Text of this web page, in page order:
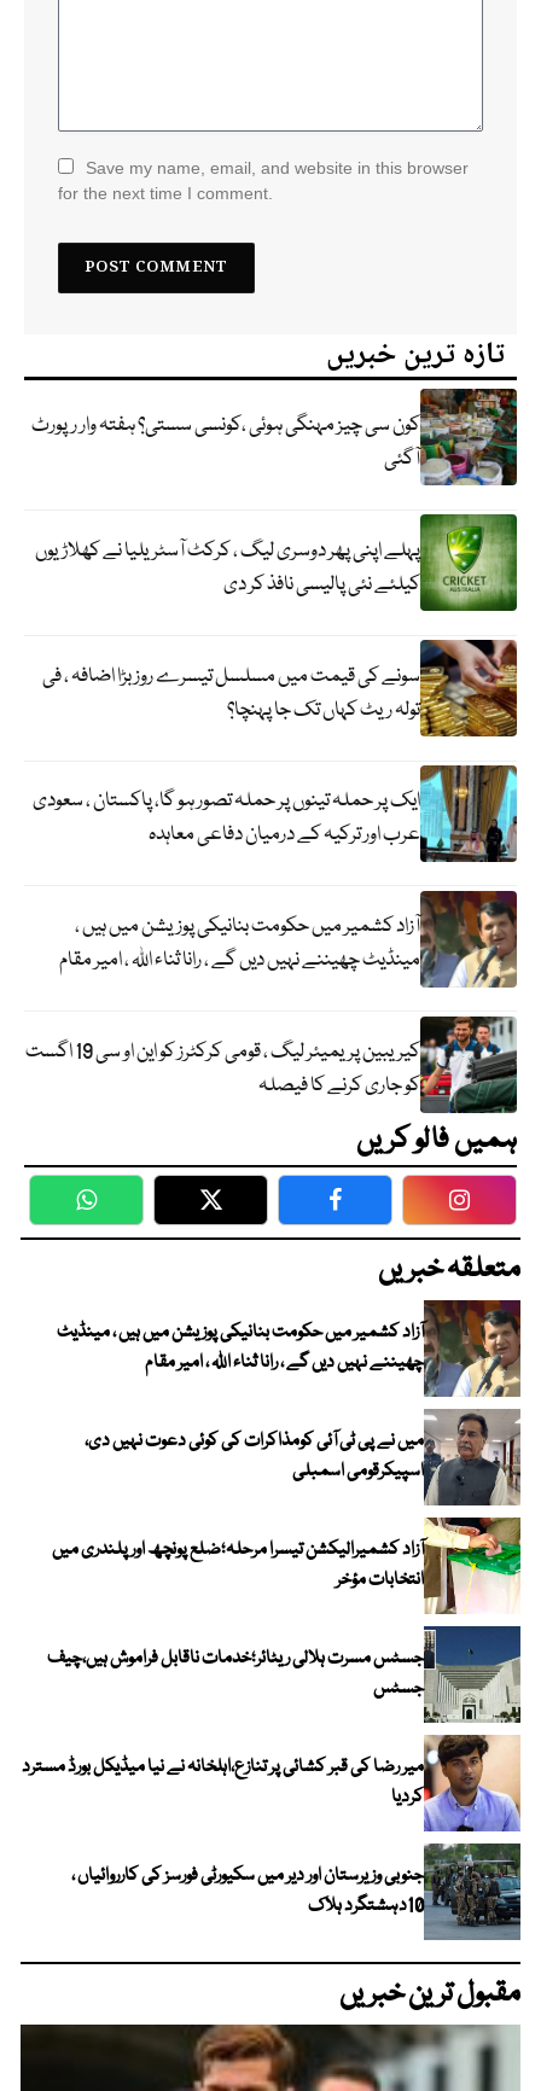
Save my name, email, and website in this browser
for the next time I comment.
تازہ ترین خبریں
کون سی چیز مہنگی ہوئی ،کونسی سستی؟ ہفتہ وار رپورٹ
آگئی
پہلے اپنی پھر دوسری لیگ ، کرکٹ آسٹریلیا نے کھلاڑیوں
کیلئے نئی پالیسی نافذ کر دی
سونے کی قیمت میں مسلسل تیسرے روز بڑا اضافہ ، فی
تولہ ریٹ کہاں تک جا پہنچا؟
ایک پر حملہ تینوں پر حملہ تصور ہو گا، پاکستان ، سعودی
عرب اور ترکیہ کے درمیان دفاعی معاہدہ
آزاد کشمیر میں حکومت بنانیکی پوزیشن میں ہیں ،
مینڈیٹ چھیننے نہیں دیں گے ، رانا ثناء اللہ ، امیر مقام
کیریبین پریمیئر لیگ ، قومی کرکٹرز کو این او سی 19 اگست
کو جاری کرنے کا فیصلہ
ہمیں فالو کریں
WhatsApp Twitter Facebook
متعلقہ خبریں
آزاد کشمیر میں حکومت بنانیکی پوزیشن میں ہیں ، مینڈیٹ
چھیننے نہیں دیں گے ، رانا ثناء اللہ ، امیر مقام
میں نے پی ٹی آئی کومذاکرات کی کوئی دعوت نہیں دی،
اسپیکرقومی اسمبلی
آزاد کشمیرالیکشن تیسرا مرحلہ؛ضلع پونچھ اور پلندری میں
انتخابات مؤخر
جسٹس مسرت ہلالی ریٹائر؛خدمات ناقابل فراموش ہیں،چیف
جسٹس
میر رضا کی قبر کشائی پر تنازع،اہلخانہ نے نیا میڈیکل بورڈ مسترد
کردیا
جنوبی وزیرستان اور دیر میں سکیورٹی فورسز کی کارروائیاں ،
10دہشتگرد ہلاک
مقبول ترین خبریں